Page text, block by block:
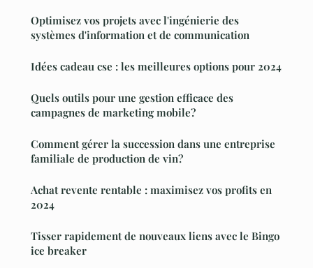
Optimisez vos projets avec l'ingénierie des
systèmes d'information et de communication
Idées cadeau cse : les meilleures options pour 2024
Quels outils pour une gestion efficace des
campagnes de marketing mobile?
Comment gérer la succession dans une entreprise
familiale de production de vin?
Achat revente rentable : maximisez vos profits en
2024
Tisser rapidement de nouveaux liens avec le Bingo
ice breaker